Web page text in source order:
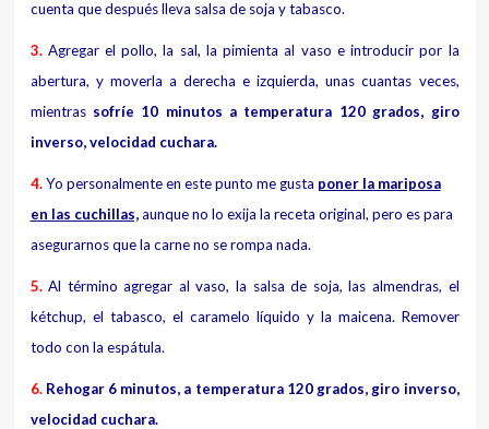
cuenta que después lleva salsa de soja y tabasco.
3.Agregar el pollo, la sal, la pimienta al vaso e introducir por la
abertura, y moverla a derecha e izquierda, unas cuantas veces,
mientras sofríe 10 minutos a temperatura 120 grados, giro
inverso, velocidad cuchara.
4.Yo personalmente en este punto me gusta poner la mariposa
en las cuchillas,aunque no lo exija la receta original, pero es para
asegurarnos que la carne no se rompa nada.
5.Al término agregar al vaso, la salsa de soja, las almendras, el
kétchup, el tabasco, el caramelo líquido y la maicena. Remover
todo con la espátula.
6. Rehogar 6 minutos, a temperatura 120 grados, giro inverso,
velocidad cuchara.